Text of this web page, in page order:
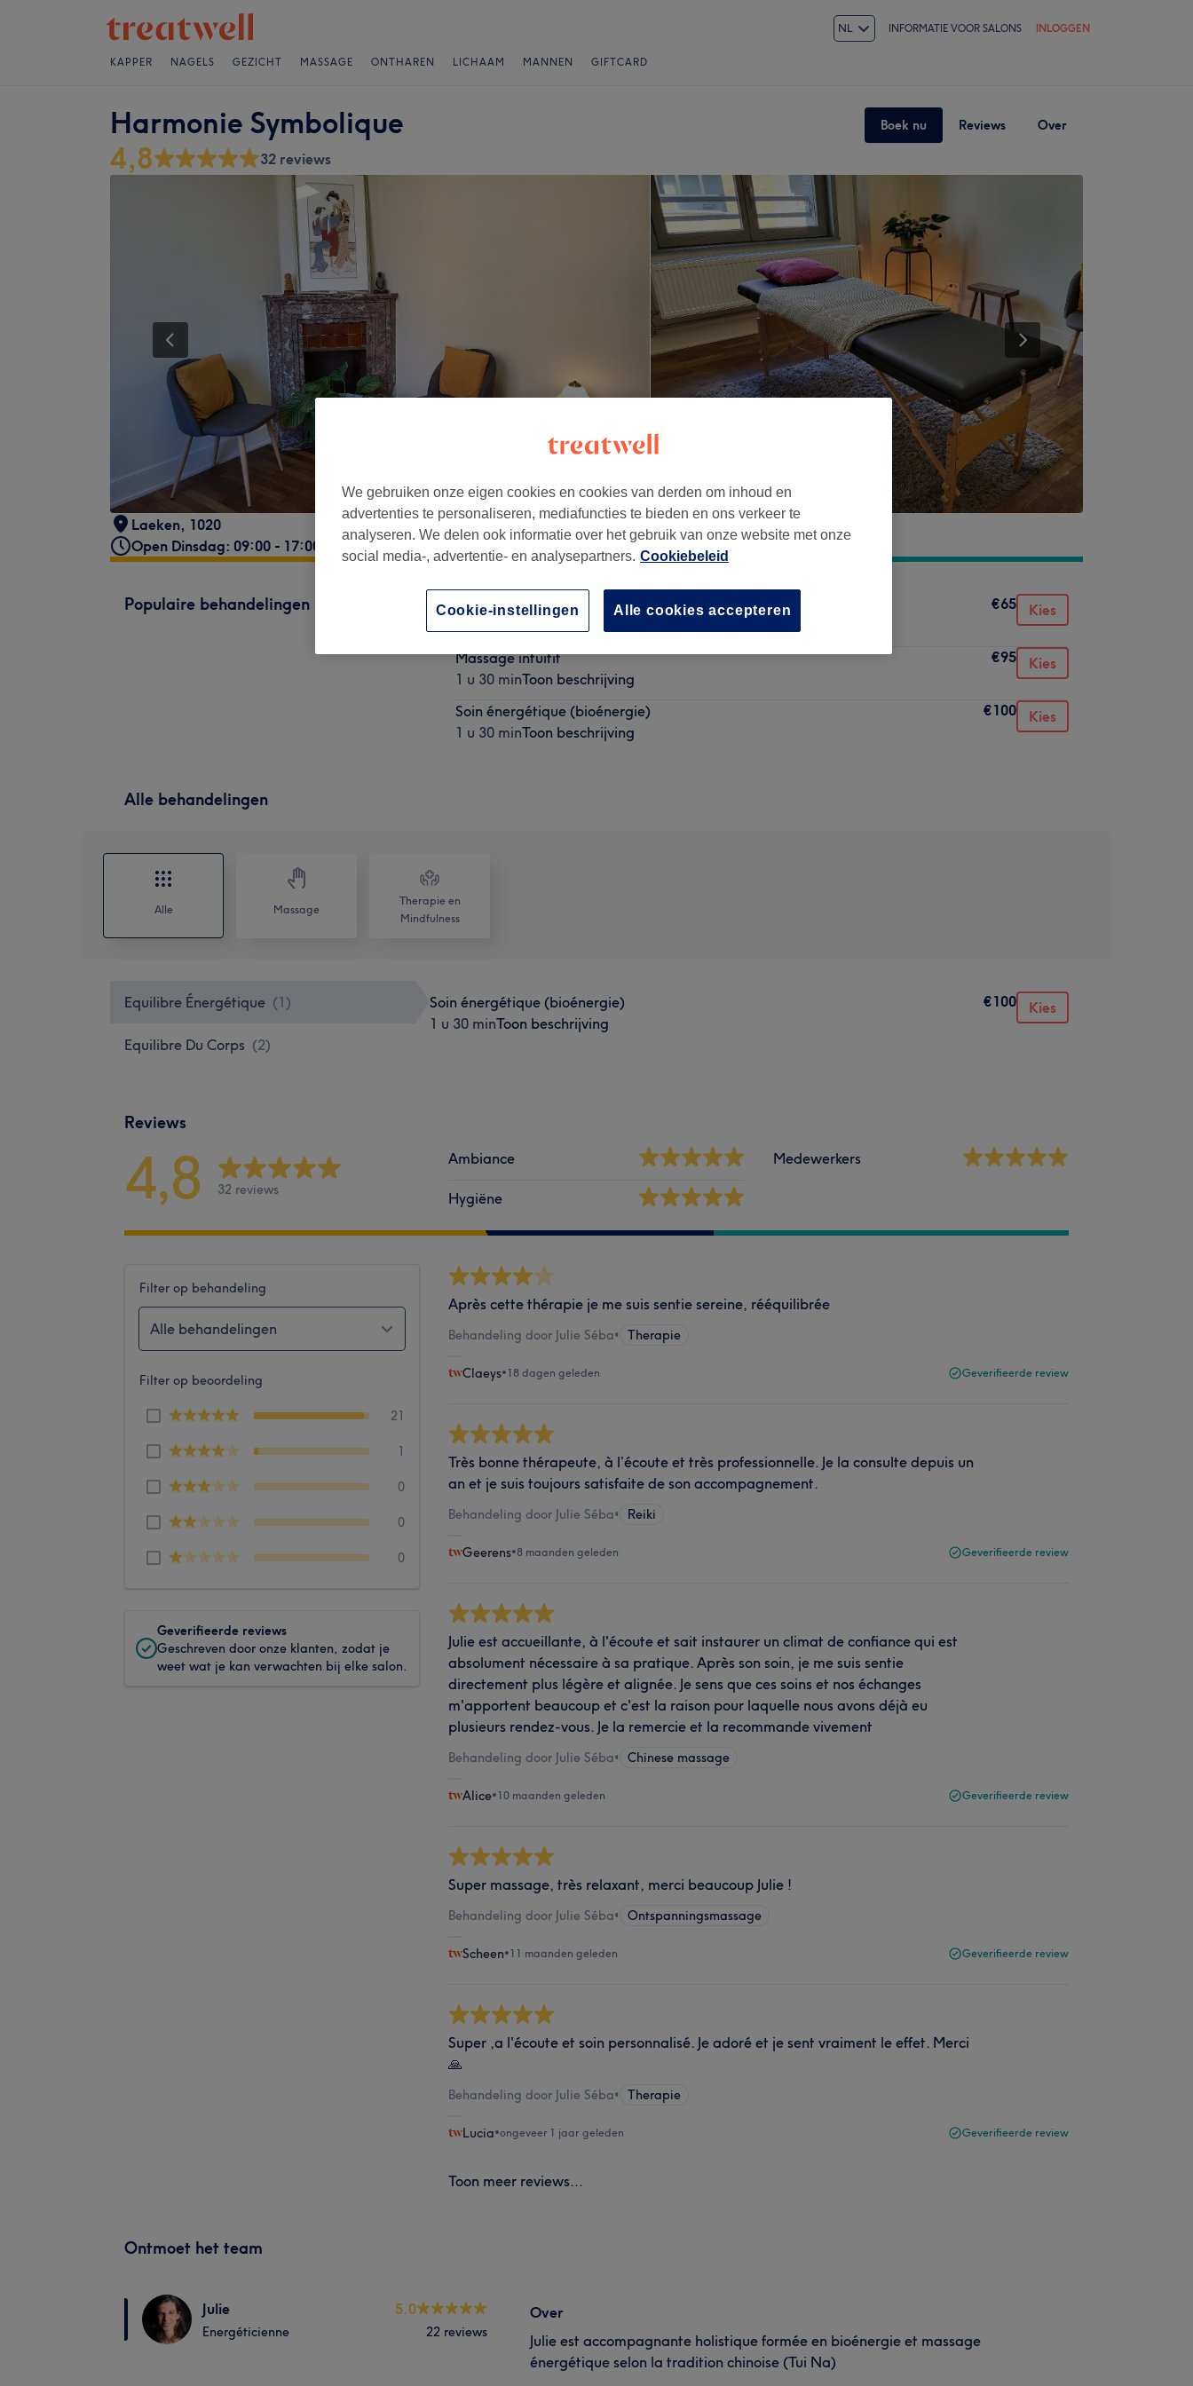
NL INFORMATIE VOOR SALONS INLOGGEN
KAPPER NAGELS GEZICHT MASSAGE ONTHAREN LICHAAM MANNEN GIFTCARD
Harmonie Symbolique Boek nu Reviews Over
4,8 32 reviews
Laeken, 1020
Open Dinsdag: 09:00 - 17:00
Populaire behandelingen
Massage du ventre Chi Nei Tsang
€65 Kies
Massage intuitif
1 u 30 minToon beschrijving
€95 Kies
Soin énergétique (bioénergie)
1 u 30 minToon beschrijving
€100 Kies
Alle behandelingen
Alle Massage
Therapie en
Mindfulness
Equilibre Énergétique (1 )
Equilibre Du Corps (2)
Soin énergétique (bioénergie)
1 u 30 minToon beschrijving
€100 Kies
Reviews
4,8 32 reviews
Ambiance
Hygiëne
Medewerkers
Filter op behandeling
Alle behandelingen
Filter op beoordeling
21
1
0
0
0
Geverifieerde reviews
Geschreven door onze klanten, zodat je
weet wat je kan verwachten bij elke salon.
Après cette thérapie je me suis sentie sereine, rééquilibrée
Behandeling door Julie Séba• Therapie
Claeys•18 dagen geleden Geverifieerde review
Très bonne thérapeute, à l’écoute et très professionnelle. Je la consulte depuis un
an et je suis toujours satisfaite de son accompagnement.
Behandeling door Julie Séba• Reiki
Geerens•8 maanden geleden Geverifieerde review
Julie est accueillante, à l'écoute et sait instaurer un climat de confiance qui est
absolument nécessaire à sa pratique. Après son soin, je me suis sentie
directement plus légère et alignée. Je sens que ces soins et nos échanges
m'apportent beaucoup et c'est la raison pour laquelle nous avons déjà eu
plusieurs rendez-vous. Je la remercie et la recommande vivement
Behandeling door Julie Séba• Chinese massage
Alice•10 maanden geleden Geverifieerde review
Super massage, très relaxant, merci beaucoup Julie !
Behandeling door Julie Séba• Ontspanningsmassage
Scheen•11 maanden geleden Geverifieerde review
Super ,a l'écoute et soin personnalisé. Je adoré et je sent vraiment le effet. Merci
🙏
Behandeling door Julie Séba• Therapie
Lucia•ongeveer 1 jaar geleden Geverifieerde review
Toon meer reviews...
Ontmoet het team
Julie
Energéticienne
5.0
22 reviews
Over
Julie est accompagnante holistique formée en bioénergie et massage
énergétique selon la tradition chinoise (Tui Na)
We gebruiken onze eigen cookies en cookies van derden om inhoud en
advertenties te personaliseren, mediafuncties te bieden en ons verkeer te
analyseren. We delen ook informatie over het gebruik van onze website met onze
social media-, advertentie- en analysepartners. Cookiebeleid
Alle cookies accepteren
Cookie-instellingen